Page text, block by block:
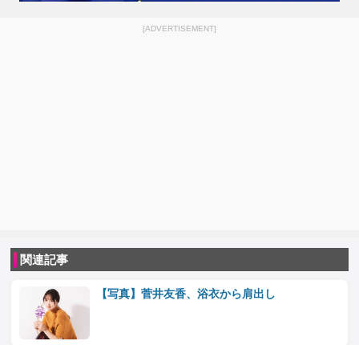
[ADVERTISEMENT]
関連記事
【写真】菅井友香、浴衣から肩出し